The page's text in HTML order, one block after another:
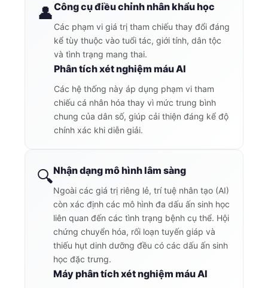
👤Công cụ điều chỉnh nhân khẩu học
Các phạm vi giá trị tham chiếu thay đổi đáng
kể tùy thuộc vào tuổi tác, giới tính, dân tộc
và tình trạng mang thai.
Phân tích xét nghiệm máu AI
Các hệ thống này áp dụng phạm vi tham
chiếu cá nhân hóa thay vì mức trung bình
chung của dân số, giúp cải thiện đáng kể độ
chính xác khi diễn giải.
🔍Nhận dạng mô hình lâm sàng
Ngoài các giá trị riêng lẻ, trí tuệ nhân tạo (AI)
còn xác định các mô hình đa dấu ấn sinh học
liên quan đến các tình trạng bệnh cụ thể. Hội
chứng chuyển hóa, rối loạn tuyến giáp và
thiếu hụt dinh dưỡng đều có các dấu ấn sinh
học đặc trưng.
Máy phân tích xét nghiệm máu AI